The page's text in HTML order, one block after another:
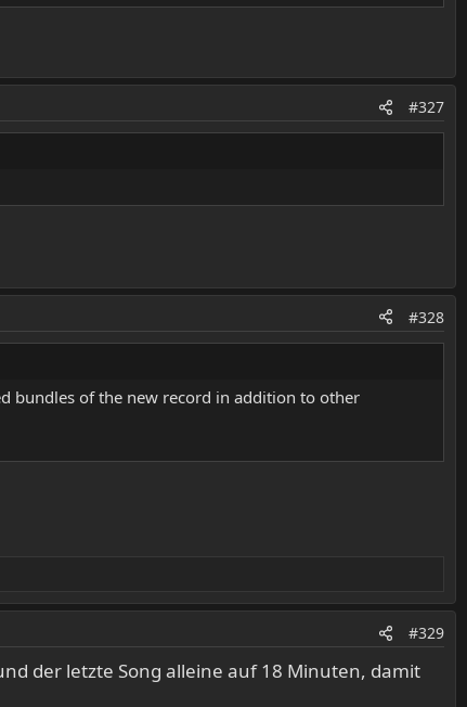
#327
#328
bundles of the new record in addition to other
#329
der letzte Song alleine auf 18 Minuten, damit